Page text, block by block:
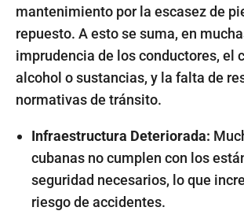
mantenimiento por la escasez de
repuesto. A esto se suma, en
imprudencia de los conductores, el
alcohol o sustancias, y la falta de
normativas de tránsito.
Infraestructura Deteriorada:
cubanas no cumplen con los
seguridad necesarios, lo que
riesgo de accidentes.